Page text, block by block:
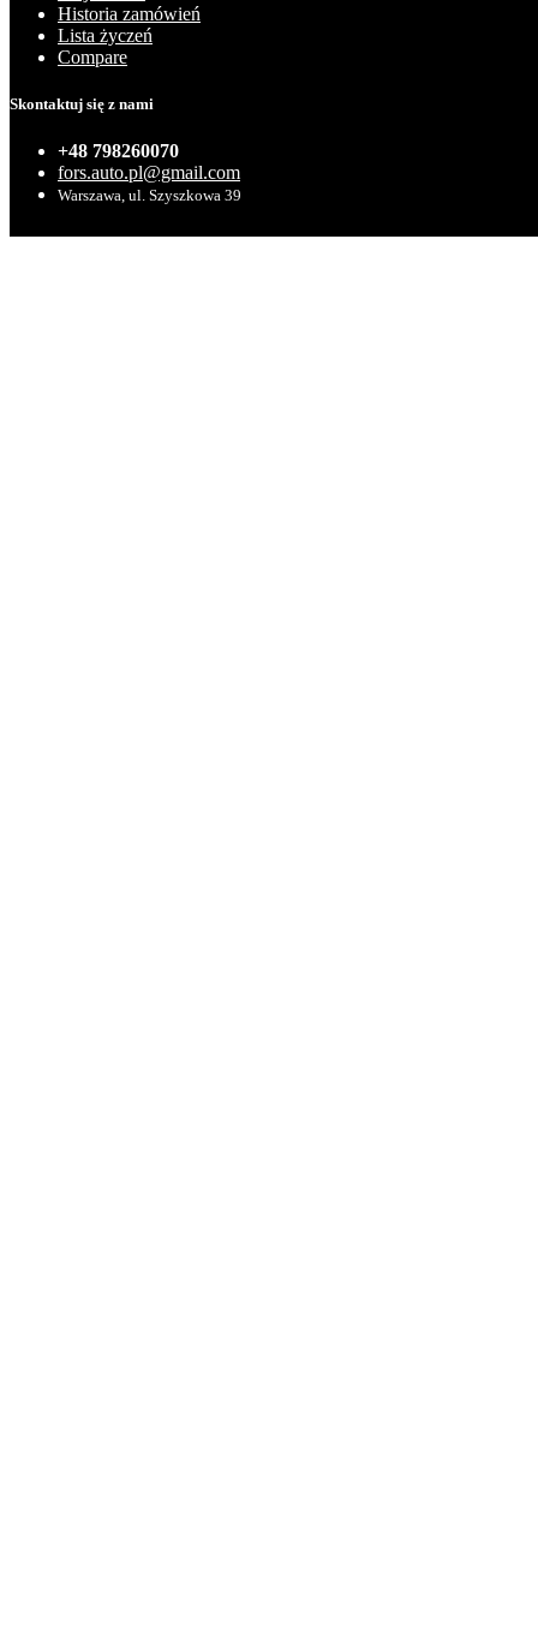
Historia zamówień
Lista życzeń
Compare
Skontaktuj się z nami
+48 798260070
fors.auto.pl@gmail.com
Warszawa, ul. Szyszkowa 39